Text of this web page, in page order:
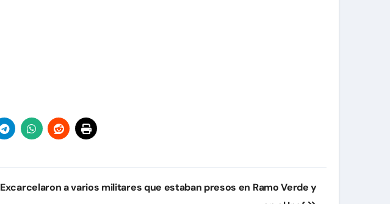
Excarcelaron a varios militares que estaban presos en Ramo Verde y